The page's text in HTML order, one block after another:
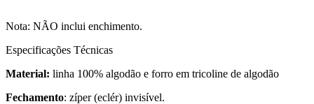
Nota: NÃO inclui enchimento.
Especificações Técnicas
Material: linha 100% algodão e forro em tricoline de algodão
Fechamento: zíper (eclér) invisível.